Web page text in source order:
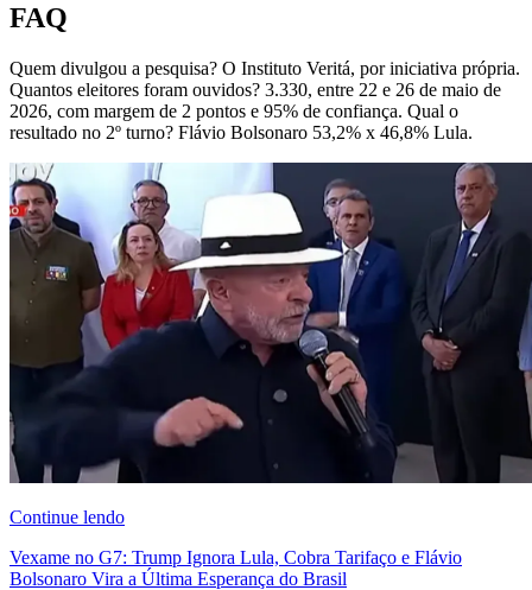
FAQ
Quem divulgou a pesquisa? O Instituto Veritá, por iniciativa própria.
Quantos eleitores foram ouvidos? 3.330, entre 22 e 26 de maio de
2026, com margem de 2 pontos e 95% de confiança. Qual o
resultado no 2º turno? Flávio Bolsonaro 53,2% x 46,8% Lula.
Continue lendo
Vexame no G7: Trump Ignora Lula, Cobra Tarifaço e Flávio
Bolsonaro Vira a Última Esperança do Brasil